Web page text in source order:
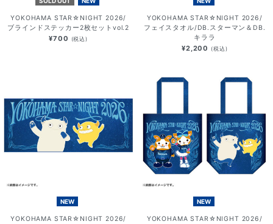
YOKOHAMA STAR☆NIGHT 2026/
ブラインドステッカー2枚セットvol.2
¥700 (税込)
YOKOHAMA STAR☆NIGHT 2026/
フェイスタオル/DB.スターマン＆DB.
キララ
¥2,200 (税込)
NEW
YOKOHAMA STAR☆NIGHT 2026/
NEW
YOKOHAMA STAR☆NIGHT 2026/